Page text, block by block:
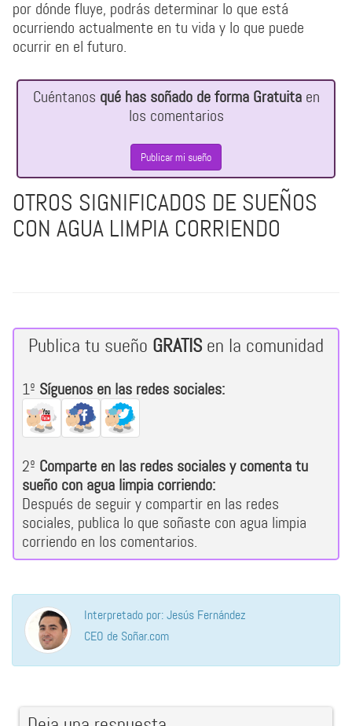
por dónde fluye, podrás determinar lo que está
ocurriendo actualmente en tu vida y lo que puede
ocurrir en el futuro.
Cuéntanos qué has soñado de forma Gratuitaen
los comentarios
Publicar mi sueño
OTROS SIGNIFICADOS DE SUEÑOS
CON AGUA LIMPIA CORRIENDO
Publica tu sueño GRATISen la comunidad
1º Síguenos en las redes sociales:
2º Comparte en las redes sociales y comenta tu
sueño con agua limpia corriendo:
Después de seguir y compartir en las redes
sociales, publica lo que soñaste con agua limpia
corriendo en los comentarios.
Interpretado por: Jesús Fernández
CEO de Soñar.com